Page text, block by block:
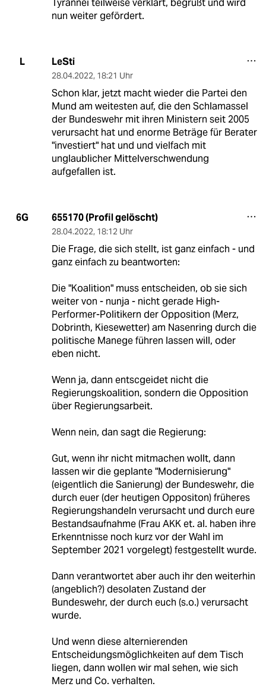
Tyrannei teilweise verklärt, begrüßt und wird
nun weiter gefördert.
L LeSti
28.04.2022, 18:21 Uhr
Schon klar, jetzt macht wieder die Partei den
Mund am weitesten auf, die den Schlamassel
der Bundeswehr mit ihren Ministern seit 2005
verursacht hat und enorme Beträge für Berater
"investiert" hat und und vielfach mit
unglaublicher Mittelverschwendung
aufgefallen ist.
6G 655170 (Profil gelöscht)
28.04.2022, 18:12 Uhr
Die Frage, die sich stellt, ist ganz einfach - und
ganz einfach zu beantworten:
Die "Koalition" muss entscheiden, ob sie sich
weiter von - nunja - nicht gerade High-
Performer-Politikern der Opposition (Merz,
Dobrinth, Kiesewetter) am Nasenring durch die
politische Manege führen lassen will, oder
eben nicht.
Wenn ja, dann entscgeidet nicht die
Regierungskoalition, sondern die Opposition
über Regierungsarbeit.
Wenn nein, dan sagt die Regierung:
Gut, wenn ihr nicht mitmachen wollt, dann
lassen wir die geplante "Modernisierung"
(eigentlich die Sanierung) der Bundeswehr, die
durch euer (der heutigen Oppositon) früheres
Regierungshandeln verursacht und durch eure
Bestandsaufnahme (Frau AKK et. al. haben ihre
Erkenntnisse noch kurz vor der Wahl im
September 2021 vorgelegt) festgestellt wurde.
Dann verantwortet aber auch ihr den weiterhin
(angeblich?) desolaten Zustand der
Bundeswehr, der durch euch (s.o.) verursacht
wurde.
Und wenn diese alternierenden
Entscheidungsmöglichkeiten auf dem Tisch
liegen, dann wollen wir mal sehen, wie sich
Merz und Co. verhalten.